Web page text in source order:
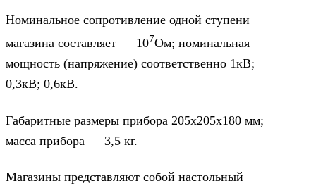
Номинальное сопротивление одной ступени
магазина составляет — 107Ом; номинальная
мощность (напряжение) соответственно 1кВ;
0,3кВ; 0,6кВ.
Габаритные размеры прибора 205х205х180 мм;
масса прибора — 3,5 кг.
Магазины представляют собой настольный